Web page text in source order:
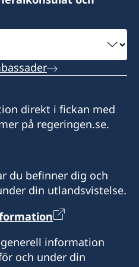
15.00 (besök endast
i förväg)
direkt i fickan med
på regeringen.se.
du befinner dig och
din utlandsvistelse.
information
och under din